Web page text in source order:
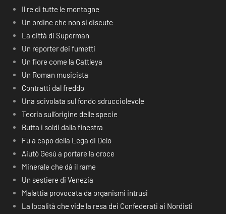
Il re di tutte le montagne
Un ordine che non si discute
La città di Superman
Un reporter dei fumetti
Un fiore come la Cattleya
Un Roman musicista
Contratti dal freddo
Una scivolata sul fondo sdrucciolevole
Teoria sull’origine delle specie
Butta i soldi dalla finestra
Fu a capo della Lega di Delo
Aiutò Gesù a portare la croce
Minerale che dà il rame
Un sestiere di Venezia
Malattia provocata da organismi intrusi
La località che vide la resa dei Confederati ai Nordisti